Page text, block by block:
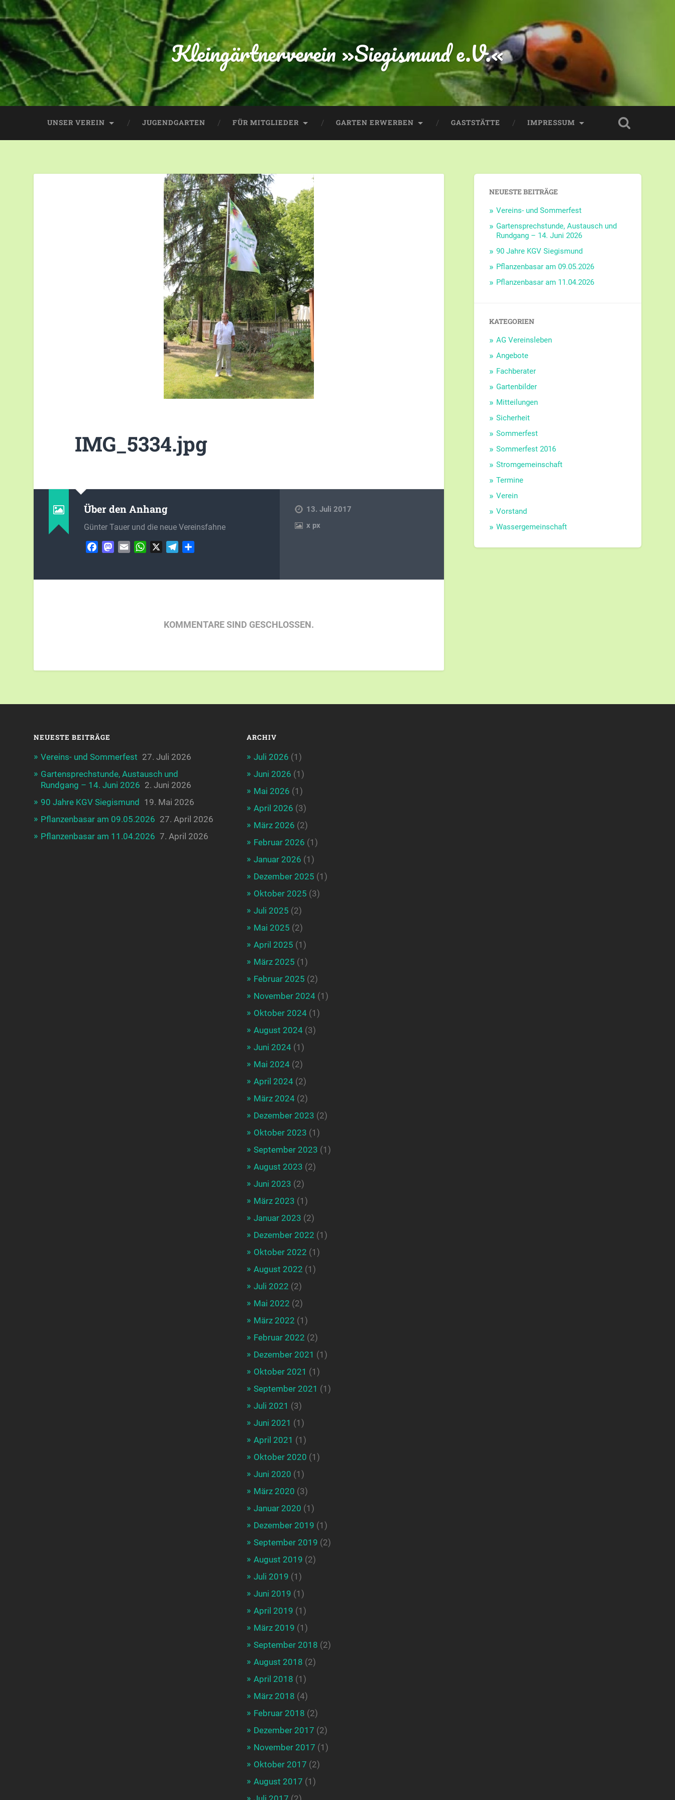
Kleingärtnerverein »Siegismund e.V.«
UNSER VEREIN JUGENDGARTEN FÜR MITGLIEDER GARTEN ERWERBEN GASTSTÄTTE IMPRESSUM
IMG_5334.jpg
Über den Anhang
Günter Tauer und die neue Vereinsfahne
FacebookMastodon
Email WhatsApp Telegram
13. Juli 2017
x px
KOMMENTARE SIND GESCHLOSSEN.
NEUESTE BEITRÄGE
Vereins- und Sommerfest
Gartensprechstunde, Austausch und
Rundgang – 14. Juni 2026
90 Jahre KGV Siegismund
Pflanzenbasar am 09.05.2026
Pflanzenbasar am 11.04.2026
KATEGORIEN
AG Vereinsleben
Angebote
Fachberater
Gartenbilder
Mitteilungen
Sicherheit
Sommerfest
Sommerfest 2016
Stromgemeinschaft
Termine
Verein
Vorstand
Wassergemeinschaft
NEUESTE BEITRÄGE
Vereins- und Sommerfest 27. Juli 2026
Gartensprechstunde, Austausch und
Rundgang – 14. Juni 2026 2. Juni 2026
90 Jahre KGV Siegismund
19. Mai 2026
Pflanzenbasar am 09.05.2026 27. April 2026
Pflanzenbasar am 11.04.2026 7. April 2026
ARCHIV
Juli 2026 (1)
Juni 2026 (1)
Mai 2026 (1)
April 2026 (3)
März 2026 (2)
Februar 2026 (1)
Januar 2026 (1)
Dezember 2025 (1)
Oktober 2025 (3)
Juli 2025 (2)
Mai 2025 (2)
April 2025 (1)
März 2025 (1)
Februar 2025 (2)
November 2024(1)
Oktober 2024(1)
August 2024(3)
Juni 2024(1)
Mai 2024(2)
April 2024(2)
März 2024(2)
Dezember 2023 (2)
Oktober 2023 (1)
September 2023 (1)
August 2023 (2)
Juni 2023 (2)
März 2023 (1)
Januar 2023 (2)
Dezember 2022 (1)
Oktober 2022 (1)
August 2022 (1)
Juli 2022 (2)
Mai 2022 (2)
März 2022 (1)
Februar 2022 (2)
Dezember 2021 (1)
Oktober 2021 (1)
September 2021 (1)
Juli 2021 (3)
Juni 2021 (1)
April 2021 (1)
Oktober 2020 (1)
Juni 2020 (1)
März 2020 (3)
Januar 2020 (1)
Dezember 2019 (1)
September 2019 (2)
August 2019 (2)
Juli 2019 (1)
Juni 2019 (1)
April 2019 (1)
März 2019 (1)
September 2018 (2)
August 2018 (2)
April 2018 (1)
März 2018 (4)
Februar 2018 (2)
Dezember 2017 (2)
November 2017 (1)
Oktober 2017 (2)
August 2017 (1)